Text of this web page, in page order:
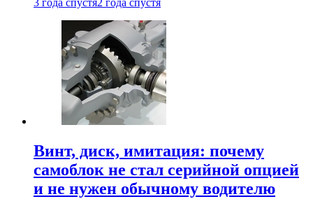
3 года спустя2 года спустя
Винт, диск, имитация: почему
самоблок не стал серийной опцией
и не нужен обычному водителю